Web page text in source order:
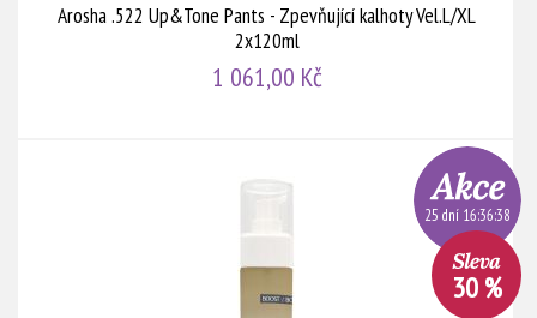
Arosha .522 Up&Tone Pants - Zpevňující kalhoty Vel.L/XL
2x120ml
1 061,00 Kč
25 dní 16:36:38
30 %